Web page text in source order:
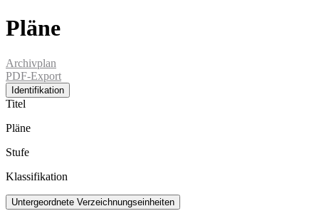
Pläne
Archivplan
PDF-Export
Identifikation
Titel
Pläne
Stufe
Klassifikation
Untergeordnete Verzeichnungseinheiten